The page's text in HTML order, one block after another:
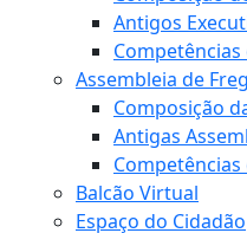
Antigos
Assembleia de
Composição
Antigas
Competências
Balcão Virtual
Espaço do Cidadão